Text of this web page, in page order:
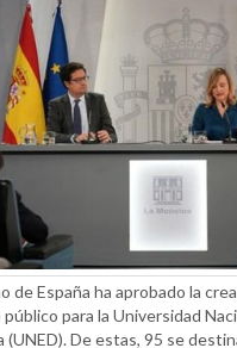
de España ha aprobado la
para la Universidad
(UNED). De estas, 95 se